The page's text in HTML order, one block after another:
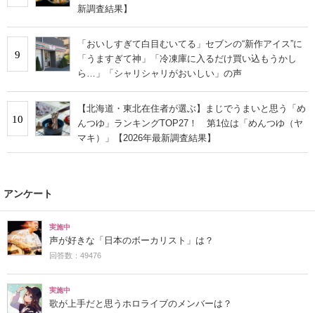
新調査結果】
9
「おいしすぎて白目むいてる」セブンの“新作アイス”に
「うますぎて神」「冷凍庫に入るだけ買い込もうかし
ら…」「シャリシャリがおいしい」の声
10
【北海道・東北在住者が選ぶ】まじでうまいと思う「め
んつゆ」ランキングTOP27！ 第1位は「めんつゆ（ヤ
マキ）」【2026年最新調査結果】
アンケート
実施中
声が好きな「日本のボーカリスト」は？
回答数：49476
実施中
歌が上手だと思うホロライブのメンバーは？